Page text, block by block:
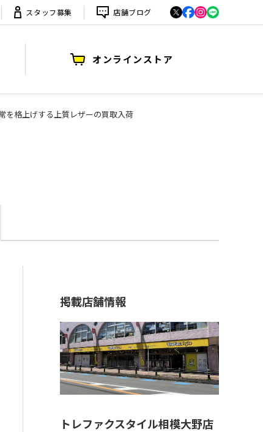
スタッフ募集 店舗ブログ
オンラインストア
を格上げする上質レザーの買取入荷
掲載店舗情報
トレファクスタイル相模大野店